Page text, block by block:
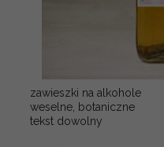
zawieszki na alkohole
weselne, botaniczne
tekst dowolny